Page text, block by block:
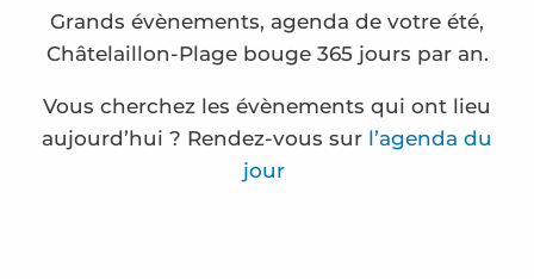
Espace Pro
Grands évènements, agenda de votre été,
Châtelaillon-Plage bouge 365 jours par an.
Vous cherchez les évènements qui ont lieu
aujourd’hui ? Rendez-vous sur l’agenda du
jour